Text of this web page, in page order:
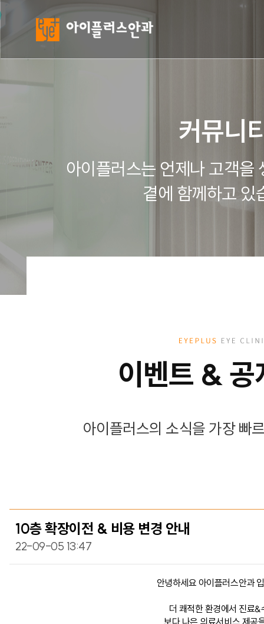
커뮤니
아이플러스는 언제나 고객을
곁에 함께하고 있
이벤트 & 공
아이플러스의 소식을 가장 빠
10층 확장이전 & 비용 변경 안내
22-09-05 13:47
안녕하세요 아이플러스안과
더 쾌적한 환경에서 진료&
보다 나은 의료서비스 제공